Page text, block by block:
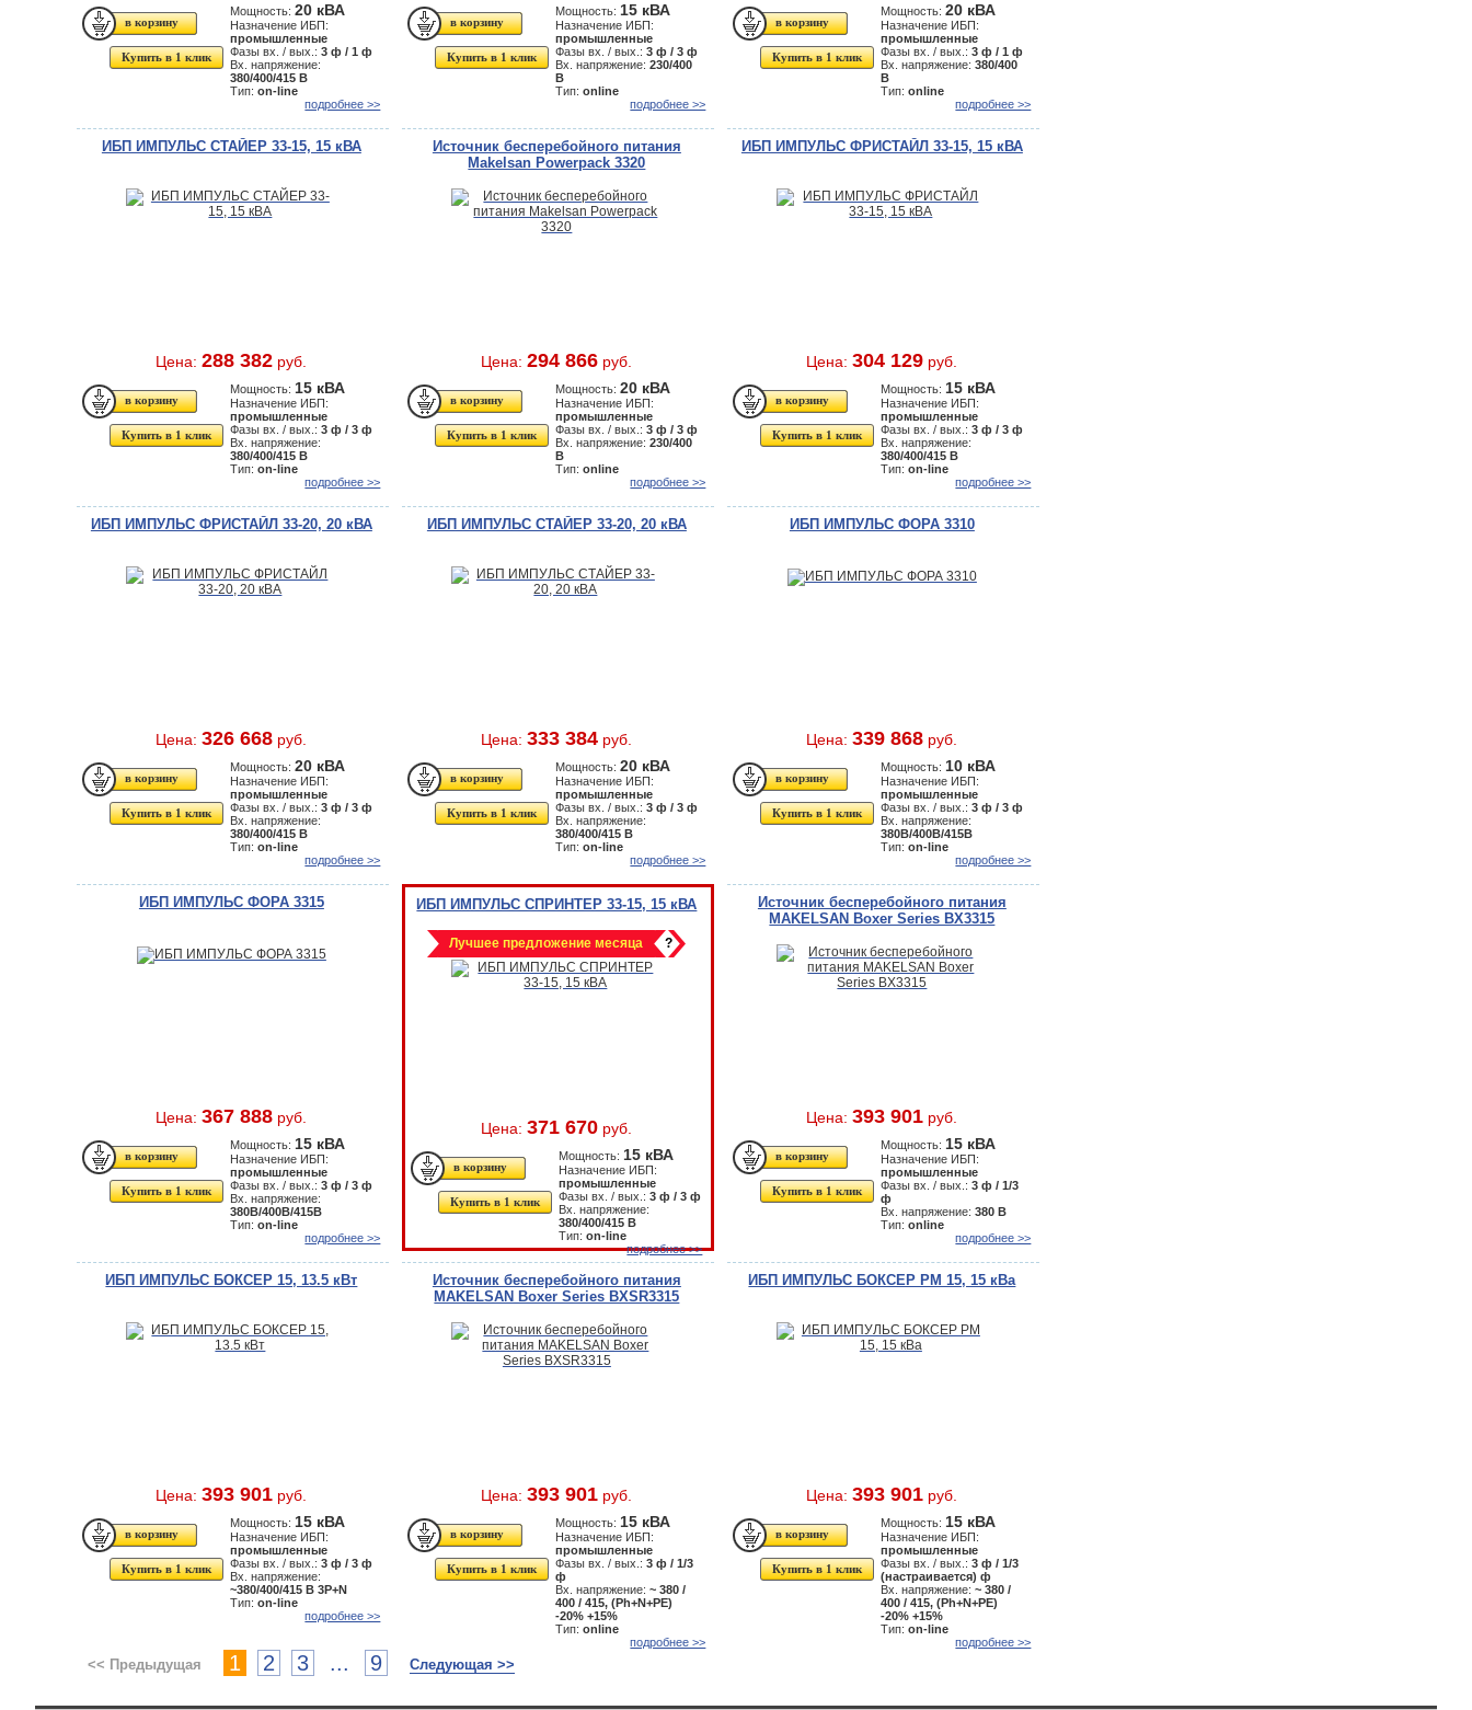
Купить в 1 клик
Мощность:20 кВА
Назначение ИБП:
промышленные
Фазы вх. / вых.:3 ф / 1 ф
Вх. напряжение:
380/400/415 В
Тип:on-line
подробнее >>
Купить в 1 клик
Мощность: 15 кВА
Назначение ИБП:
промышленные
Фазы вх. / вых.:3 ф / 3 ф
Вх. напряжение:230/400
В
Тип:online
подробнее >>
Купить в 1 клик
Мощность:20 кВА
Назначение ИБП:
промышленные
Фазы вх. / вых.:3 ф / 1 ф
Вх. напряжение:380/400
В
Тип:online
подробнее >>
ИБП ИМПУЛЬС СТАЙЕР 33-15, 15 кВА
Цена:288 382 руб.
Купить в 1 клик
Мощность: 15 кВА
Назначение ИБП:
промышленные
Фазы вх. / вых.:3 ф / 3 ф
Вх. напряжение:
380/400/415 В
Тип:on-line
подробнее >>
Источник бесперебойного питания
Makelsan Powerpack 3320
Цена:294 866 руб.
Купить в 1 клик
Мощность:20 кВА
Назначение ИБП:
промышленные
Фазы вх. / вых.:3 ф / 3 ф
Вх. напряжение:230/400
В
Тип:online
подробнее >>
ИБП ИМПУЛЬС ФРИСТАЙЛ 33-15, 15 кВА
Цена:304 129 руб.
Купить в 1 клик
Мощность: 15 кВА
Назначение ИБП:
промышленные
Фазы вх. / вых.:3 ф / 3 ф
Вх. напряжение:
380/400/415 В
Тип:on-line
подробнее >>
ИБП ИМПУЛЬС ФРИСТАЙЛ 33-20, 20 кВА
Цена:326 668 руб.
Купить в 1 клик
Мощность:20 кВА
Назначение ИБП:
промышленные
Фазы вх. / вых.:3 ф / 3 ф
Вх. напряжение:
380/400/415 В
Тип:on-line
подробнее >>
ИБП ИМПУЛЬС СТАЙЕР 33-20, 20 кВА
Цена:333 384 руб.
Купить в 1 клик
Мощность:20 кВА
Назначение ИБП:
промышленные
Фазы вх. / вых.:3 ф / 3 ф
Вх. напряжение:
380/400/415 В
Тип:on-line
подробнее >>
ИБП ИМПУЛЬС ФОРА 3310
Цена:339 868 руб.
Купить в 1 клик
Мощность: 10 кВА
Назначение ИБП:
промышленные
Фазы вх. / вых.:3 ф / 3 ф
Вх. напряжение:
380В/400В/415В
Тип:on-line
подробнее >>
ИБП ИМПУЛЬС ФОРА 3315
Цена:367 888 руб.
Купить в 1 клик
Мощность: 15 кВА
Назначение ИБП:
промышленные
Фазы вх. / вых.:3 ф / 3 ф
Вх. напряжение:
380В/400В/415В
Тип:on-line
подробнее >>
ИБП ИМПУЛЬС СПРИНТЕР 33-15, 15 кВА
Лучшее предложение месяца ?
Цена:371 670 руб.
Купить в 1 клик
Мощность: 15 кВА
Назначение ИБП:
промышленные
Фазы вх. / вых.:3 ф / 3 ф
Вх. напряжение:
380/400/415 В
Тип:on-line
подробнее >>
Источник бесперебойного питания
MAKELSAN Boxer Series BX3315
Цена:393 901 руб.
Купить в 1 клик
Мощность: 15 кВА
Назначение ИБП:
промышленные
Фазы вх. / вых.:3 ф / 1/3
ф
Вх. напряжение:380 В
Тип:online
подробнее >>
ИБП ИМПУЛЬС БОКСЕР 15, 13.5 кВт
Цена:393 901 руб.
Купить в 1 клик
Мощность: 15 кВА
Назначение ИБП:
промышленные
Фазы вх. / вых.:3 ф / 3 ф
Вх. напряжение:
~380/400/415 В 3P+N
Тип:on-line
подробнее >>
Источник бесперебойного питания
MAKELSAN Boxer Series BXSR3315
Цена:393 901 руб.
Купить в 1 клик
Мощность: 15 кВА
Назначение ИБП:
промышленные
Фазы вх. / вых.:3 ф / 1/3
ф
Вх. напряжение:~ 380 /
400 / 415, (Рh+N+PE)
-20% +15%
Тип:online
подробнее >>
ИБП ИМПУЛЬС БОКСЕР РМ 15, 15 кВа
Цена:393 901 руб.
Купить в 1 клик
Мощность: 15 кВА
Назначение ИБП:
промышленные
Фазы вх. / вых.:3 ф / 1/3
(настраивается) ф
Вх. напряжение:~ 380 /
400 / 415, (Рh+N+PE)
-20% +15%
Тип:on-line
подробнее >>
<< Предыдущая 1 2 3 ... 9 Следующая >>